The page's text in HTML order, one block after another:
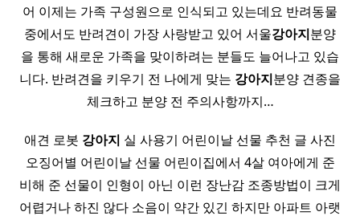
어 이제는 가족 구성원으로 인식되고 있는데요 반려동물
중에서도 반려견이 가장 사랑받고 있어 서울강아지분양
을 통해 새로운 가족을 맞이하려는 분들도 늘어나고 있습
니다. 반려견을 키우기 전 나에게 맞는 강아지분양 견종을
체크하고 분양 전 주의사항까지…
애견 로봇 강아지 실 사용기 어린이날 선물 추천 글 사진
오징어별 어린이날 선물 어린이집에서 4살 여아에게 준
비해 준 선물이 인형이 아닌 이런 장난감 조종방법이 크게
어렵거나 하진 않다 소음이 약간 있긴 하지만 아파트 아랫